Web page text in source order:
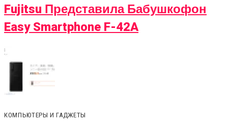
Fujitsu Представила Бабушкофон
Easy Smartphone F-42A
КОМПЬЮТЕРЫ И ГАДЖЕТЫ